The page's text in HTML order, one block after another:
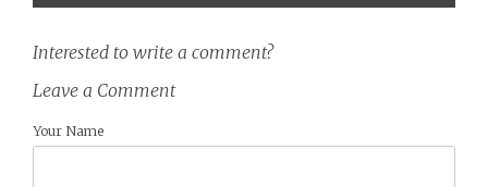
Interested to write a comment?
Leave a Comment
Your Name